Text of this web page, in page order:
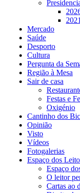
2021
Mercado
Saúde
Desporto
Cultura
Pergunta da
Região à Mesa
Sair de casa
Festas e
Oxigénio
Cantinho dos
Opinião
Visto
Vídeos
Fotogalerias
Espaço dos
Espaço
O leitor
Cartas ao